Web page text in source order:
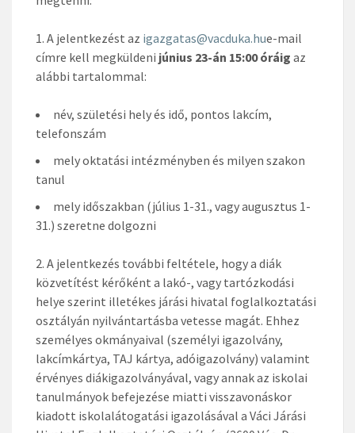
A jelentkezést az igazgatas@vacduka.hue-mail
címre kell megküldeni június 23-án 15:00 óráig az
alábbi tartalommal:
név, születési hely és idő, pontos lakcím,
telefonszám
mely oktatási intézményben és milyen szakon
tanul
mely időszakban (július 1-31., vagy augusztus 1-
31.) szeretne dolgozni
A jelentkezés további feltétele, hogy a diák
közvetítést kérőként a lakó-, vagy tartózkodási
helye szerint illetékes járási hivatal foglalkoztatási
osztályán nyilvántartásba vetesse magát. Ehhez
személyes okmányaival (személyi igazolvány,
lakcímkártya, TAJ kártya, adóigazolvány) valamint
érvényes diákigazolványával, vagy annak az iskolai
tanulmányok befejezése miatti visszavonáskor
kiadott iskolalátogatási igazolásával a Váci Járási